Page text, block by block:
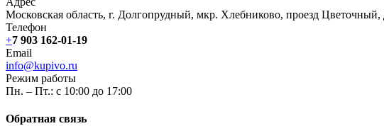
Московская область, г. Долгопрудный, мкр. Хлебниково, проезд Цветочный,
Телефон
+7 903 162-01-19
Email
info@kupivo.ru
Режим работы
Пн. – Пт.: с 10:00 до 17:00
Обратная связь